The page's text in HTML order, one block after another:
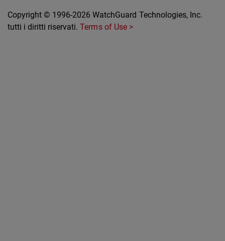
Copyright © 1996-2026 WatchGuard Technologies, Inc.
tutti i diritti riservati.Terms of Use >